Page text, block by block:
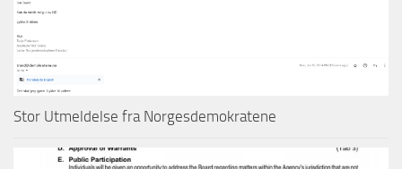
Stor Utmeldelse fra Norgesdemokratene